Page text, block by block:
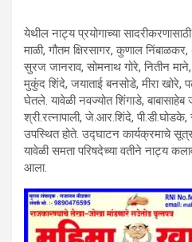
येथील नाट्य प्रयोगाच्या
माळी, गौतम क्षिरसागर, कुणाल
सुरज जानराव, सोमनाथ गोरे, नितीन माने,
मुकुंद शिंदे, जयाताई बनसोडे, मीरा खोरे,
घेतले. यावेळी नवज्योत शिंगाडे, बाबासाहेब
श्री.रत्नापाली, जे.आर.शिंदे,
उपस्थित होते. उद्घाटन कार्यक्रमाचे
यावेळी समता परिषदेच्या वतीने नाट्य
आला.